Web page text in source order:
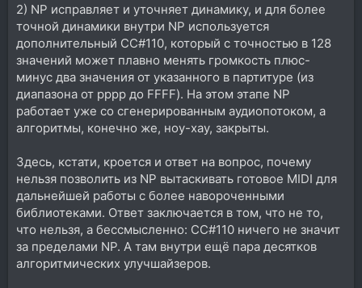
2) NP исправляет и уточняет динамику, и для более
точной динамики внутри NP используется
дополнительный СС#110, который с точностью в 128
значений может плавно менять громкость плюс-
минус два значения от указанного в партитуре (из
диапазона от pppp до FFFF). На этом этапе NP
работает уже со сгенерированным аудиопотоком, а
алгоритмы, конечно же, ноу-хау, закрыты.
Здесь, кстати, кроется и ответ на вопрос, почему
нельзя позволить из NP вытаскивать готовое MIDI для
дальнейшей работы с более навороченными
библиотеками. Ответ заключается в том, что не то,
что нельзя, а бессмысленно: CC#110 ничего не значит
за пределами NP. А там внутри ещё пара десятков
алгоритмических улучшайзеров.